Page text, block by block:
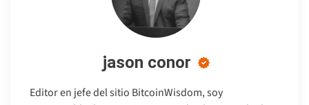
jason conor
Editor en jefe del sitio BitcoinWisdom, soy